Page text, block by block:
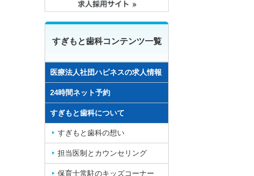
すぎもと歯科コンテンツ一覧
医療法人社団ハピネスの求人情報
24時間ネット予約
すぎもと歯科について
すぎもと歯科の想い
担当医制とカウンセリング
保育士常駐のキッズコーナー